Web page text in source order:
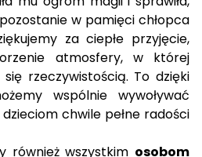
w pamięci chłopca
za ciepłe przyjęcie,
atmosfery, w której
rzeczywistością. To dzięki
wspólnie wywoływać
chwile pełne radości
również wszystkim osobom